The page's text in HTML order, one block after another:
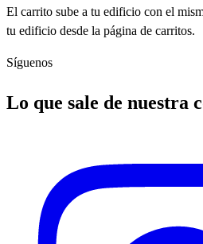
El carrito sube a tu edificio con el
tu edificio desde la página de carritos.
Síguenos
Lo que sale de nuestra